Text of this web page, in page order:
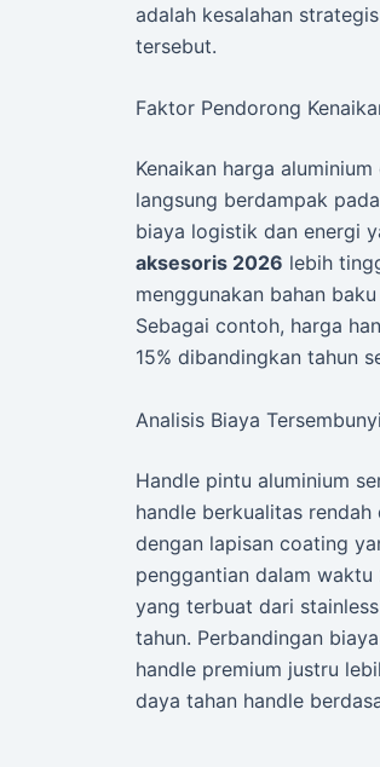
adalah kesalahan
tersebut.
Faktor Pendorong
Kenaikan harga
langsung berdampak
biaya logistik dan energi
aksesoris 2026 lebih
menggunakan bahan
Sebagai contoh, harga
15% dibandingkan tahun
Analisis Biaya
Handle pintu aluminium
handle berkualitas
dengan lapisan coating
penggantian dalam
yang terbuat dari
tahun. Perbandingan
handle premium justru
daya tahan handle